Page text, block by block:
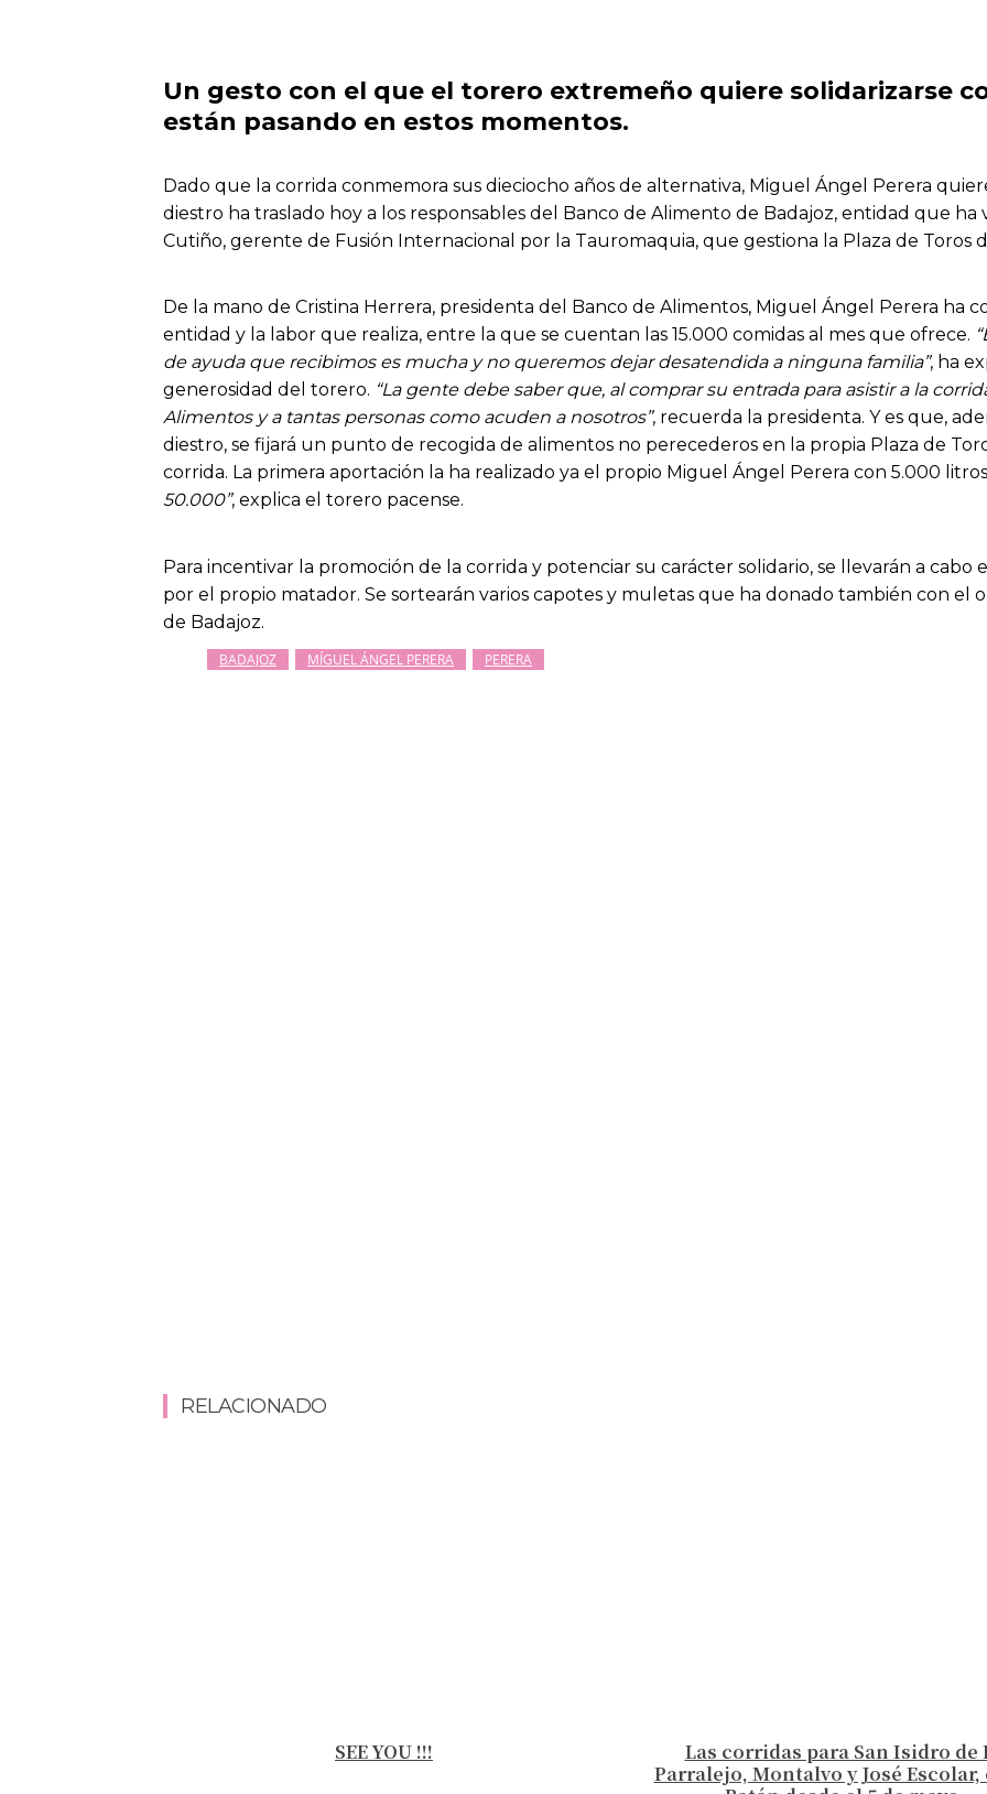
Un gesto con el que el torero extremeño quiere solidarizarse
están pasando en estos momentos.
Dado que la corrida conmemora sus dieciocho años de alternativa, Miguel Ángel Perera
diestro ha traslado hoy a los responsables del Banco de Alimento de Badajoz, entidad que ha
Cutiño, gerente de Fusión Internacional por la Tauromaquia, que gestiona la Plaza de Toros
De la mano de Cristina Herrera, presidenta del Banco de Alimentos, Miguel Ángel Perera ha
entidad y la labor que realiza, entre la que se cuentan las 15.000 comidas al mes que ofrece.
de ayuda que recibimos es mucha y no queremos dejar desatendida a ninguna familia”, ha
generosidad del torero. “La gente debe saber que, al comprar su entrada para asistir a la
Alimentos y a tantas personas como acuden a nosotros”, recuerda la presidenta. Y es que,
diestro, se fijará un punto de recogida de alimentos no perecederos en la propia Plaza de
corrida. La primera aportación la ha realizado ya el propio Miguel Ángel Perera con 5.000
50.000”, explica el torero pacense.
Para incentivar la promoción de la corrida y potenciar su carácter solidario, se llevarán a cabo
por el propio matador. Se sortearán varios capotes y muletas que ha donado también con el
de Badajoz.
BADAJOZ MÍGUEL ÁNGEL PERERA PERERA
RELACIONADO
SEE YOU !!!
Las corridas para San Isidro de
Parralejo, Montalvo y José Escolar,